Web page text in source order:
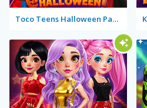
Toco Teens Halloween Party